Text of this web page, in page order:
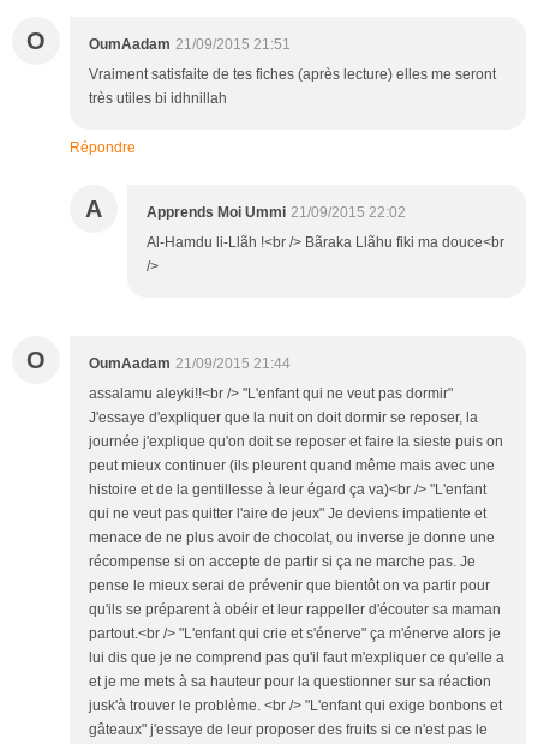
O OumAadam 21/09/2015 21:51
Vraiment satisfaite de tes fiches (après lecture) elles me seront
très utiles bi idhnillah
Répondre
A Apprends Moi Ummi 21/09/2015 22:02
Al-Hamdu li-Llãh !<br /> Bãraka Llãhu fiki ma douce<br
/>
O OumAadam 21/09/2015 21:44
assalamu aleyki!!<br /> "L'enfant qui ne veut pas dormir"
J'essaye d'expliquer que la nuit on doit dormir se reposer, la
journée j'explique qu'on doit se reposer et faire la sieste puis on
peut mieux continuer (ils pleurent quand même mais avec une
histoire et de la gentillesse à leur égard ça va)<br /> "L'enfant
qui ne veut pas quitter l'aire de jeux" Je deviens impatiente et
menace de ne plus avoir de chocolat, ou inverse je donne une
récompense si on accepte de partir si ça ne marche pas. Je
pense le mieux serai de prévenir que bientôt on va partir pour
qu'ils se préparent à obéir et leur rappeller d'écouter sa maman
partout.<br /> "L'enfant qui crie et s'énerve" ça m'énerve alors je
lui dis que je ne comprend pas qu'il faut m'expliquer ce qu'elle a
et je me mets à sa hauteur pour la questionner sur sa réaction
jusk'à trouver le problème. <br /> "L'enfant qui exige bonbons et
gâteaux" j'essaye de leur proposer des fruits si ce n'est pas le